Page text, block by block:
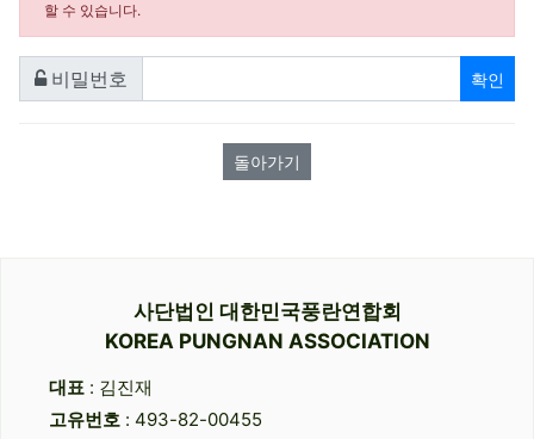
할 수 있습니다.
비밀번호
필수
확인
돌아가기
사단법인 대한민국풍란연합회
KOREA PUNGNAN ASSOCIATION
대표 : 김진재
고유번호 : 493-82-00455